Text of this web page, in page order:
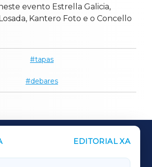
evento Estrella Galicia,
Kantero Foto e o Concello
tapas
debares
EDITORIAL XA